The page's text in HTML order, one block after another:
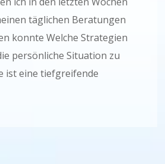
täglichen Beratungen
konnte Welche Strategien
persönliche Situation zu
ist eine tiefgreifende